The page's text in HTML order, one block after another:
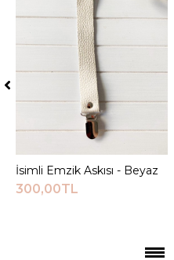
Sepete Ekle
İsimli Emzik Askısı - Beyaz
300,00TL